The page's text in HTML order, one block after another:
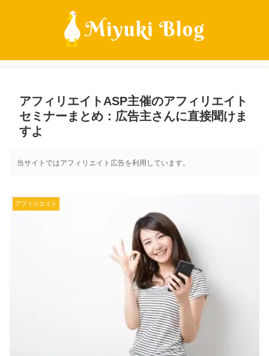
アフィリエイトASP主催のアフィリエイト
セミナーまとめ：広告主さんに直接聞けま
すよ
当サイトではアフィリエイト広告を利用しています。
アフィリエイト